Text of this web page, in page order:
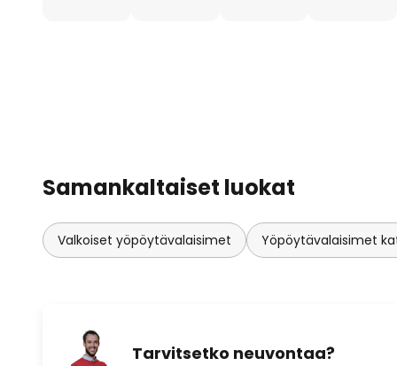
Samankaltaiset luokat
Valkoiset yöpöytävalaisimet Yöpöytävalaisimet
Tarvitsetko neuvontaa?